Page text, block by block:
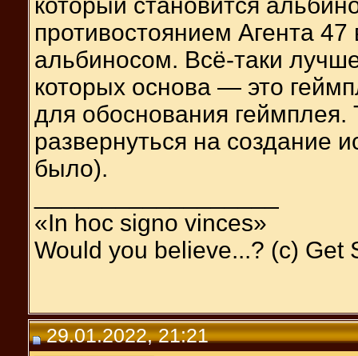
противостоянием Агента
альбиносом. Всё-таки
которых основа — это
для обоснования геймплея.
развернуться на создание
было).
«In hoc signo vinces»
Would you believe...? (c) Get
29.01.2022, 21:21